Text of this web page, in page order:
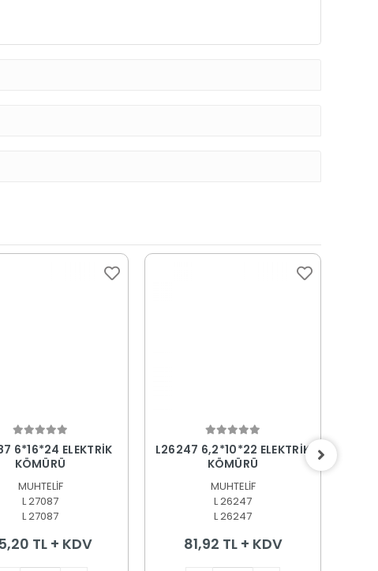
6*16*24 ELEKTRİK
KÖMÜRÜ
MUHTELİF
L 27087
L 27087
TL + KDV
L26247 6,2*10*22 ELEKTRİK
KÖMÜRÜ
MUHTELİF
L 26247
L 26247
81,92 TL + KDV